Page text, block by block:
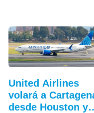
United Airlines
volará a
desde Houston